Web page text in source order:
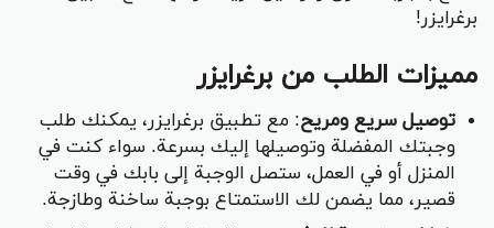
برغرايزر!
مميزات الطلب من برغرايزر
توصيل سريع ومريح: مع تطبيق برغرايزر، يمكنك طلب
وجبتك المفضلة وتوصيلها إليك بسرعة. سواء كنت في
المنزل أو في العمل، ستصل الوجبة إلى بابك في وقت
قصير، مما يضمن لك الاستمتاع بوجبة ساخنة وطازجة.